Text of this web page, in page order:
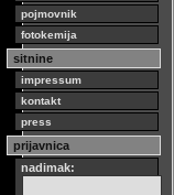
pojmovnik
fotokemija
sitnine
impressum
kontakt
press
prijavnica
nadimak: